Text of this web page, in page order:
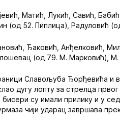
Матић, Лукић, Савић,
(од 52. Пиплица), Радуловић
Ђаковић, Анђелковић,
(од 79. М. Марковић), М.
Славољуба Ђорђевића и
дугу лопту за стрелца
су имали прилику и у
чији ударац завршава